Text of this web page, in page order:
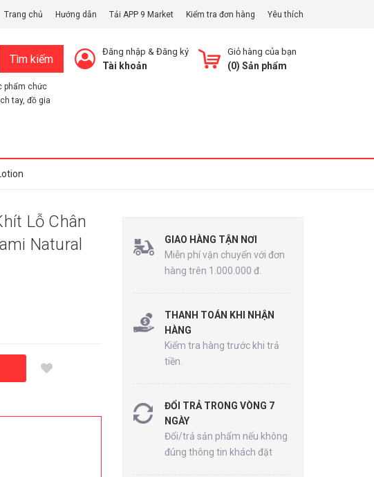
Trang chủ Hướng dẫn Tải APP 9 Market Kiểm tra đơn hàng Yêu thích
Tìm kiếm
phẩm chức
tay, đồ gia
Giỏ hàng của bạn
(0) Sản phẩm
Đăng nhập & Đăng ký
Tài khoản
Lỗ Chân
Natural
GIAO HÀNG TẬN NƠI
Miễn phí vận chuyển với đơn
hàng trên 1.000.000 đ.
THANH TOÁN KHI NHẬN
HÀNG
Kiểm tra hàng trước khi trả
tiền.
ĐỔI TRẢ TRONG VÒNG 7
NGÀY
Đổi/trả sản phẩm nếu không
đúng thông tin khách đặt
Lông Chiết